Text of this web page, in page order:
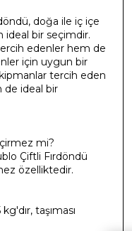
doğa ile iç içe
ideal bir seçimdir.
edenler hem de
için uygun bir
tercih eden
de ideal bir
mi?
Çiftli Fırdöndü
özelliktedir.
taşıması